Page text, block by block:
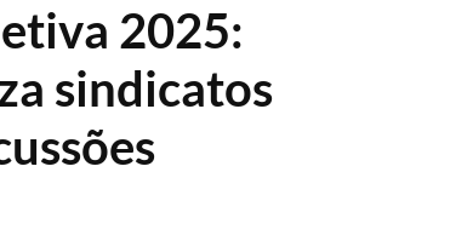
2025:
sindicatos